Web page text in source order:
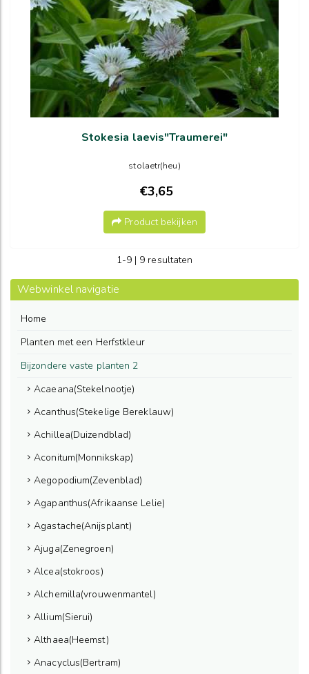
Stokesia laevis"Traumerei"
stolaetr(heu)
€3,65
Product bekijken
1-9 | 9 resultaten
Webwinkel navigatie
Home
Planten met een Herfstkleur
Bijzondere vaste planten 2
Acaeana(Stekelnootje)
Acanthus(Stekelige Bereklauw)
Achillea(Duizendblad)
Aconitum(Monnikskap)
Aegopodium(Zevenblad)
Agapanthus(Afrikaanse Lelie)
Agastache(Anijsplant)
Ajuga(Zenegroen)
Alcea(stokroos)
Alchemilla(vrouwenmantel)
Allium(Sierui)
Althaea(Heemst)
Anacyclus(Bertram)